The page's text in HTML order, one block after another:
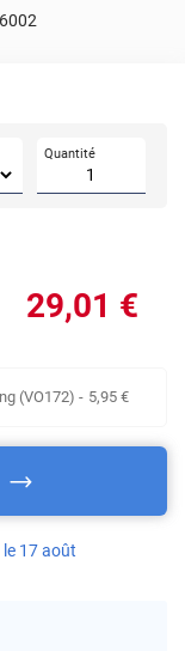
Quantité
29,01 €
(VO172) - 5,95 €
17 août